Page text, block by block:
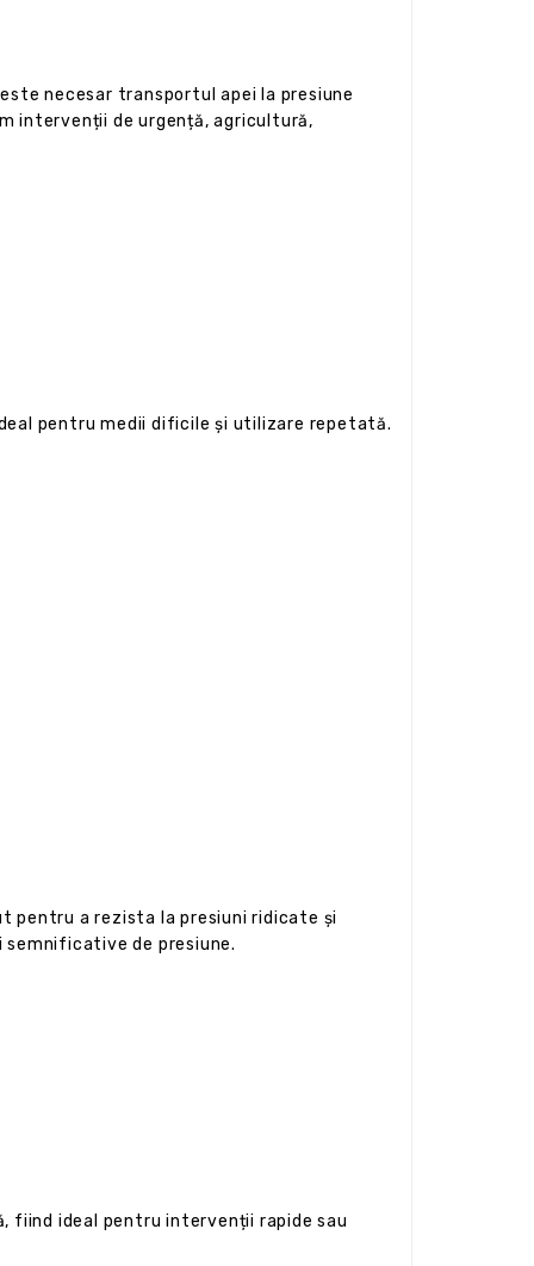
necesar transportul apei la presiune
intervenții de urgență, agricultură,
pentru medii dificile și utilizare repetată.
pentru a rezista la presiuni ridicate și
de presiune.
ideal pentru intervenții rapide sau